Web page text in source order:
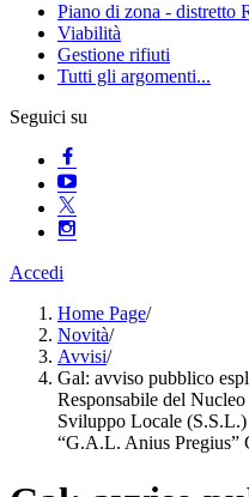
Piano di zona - distretto
Viabilità
Gestione rifiuti
Tutti gli argomenti...
Seguici su
Accedi
Home Page/
Novità/
Avvisi/
Gal: avviso pubblico
Responsabile del
Sviluppo Locale
“G.A.L. Anius